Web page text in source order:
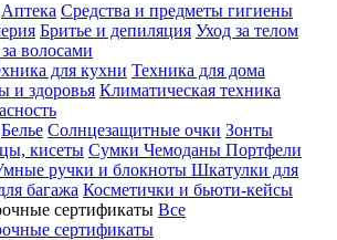
Аптека Средства и предметы гигиены
Бритье и депиляция Уход за телом
волосами
для кухни Техника для дома
и здоровья Климатическая техника
Белье Солнцезащитные очки Зонты
кисеты Сумки Чемоданы Портфели
ручки и блокноты Шкатулки для
багажа Косметички и бьюти-кейсы
сертификаты Все
сертификаты